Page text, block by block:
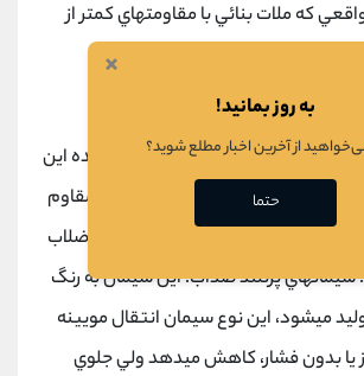
كه ملات بنائي با مقاومتهاي كمتر از
چاههاي نفت به كار ميروند، عمده اين
بوده و در برابر دماها و فشارهاي بالا مقاوم
ممكن است در حفر چاههاي آب و فاضلاب
پرتلند ضدآب: اين سيمان به رنگ
ميشود، اين نوع سيمان انتقال مويينه
يا بدون فشار، كاهش ميدهد ولي جلوي
×
به روز بمانید!
از آخرین اخبار مطلع شوید؟
حتما